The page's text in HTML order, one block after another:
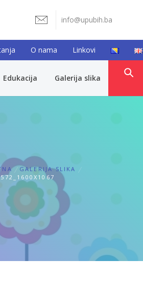
info@upubih.ba
O nama Linkovi
Edukacija Galerija slika
GALERIJA SLIKA